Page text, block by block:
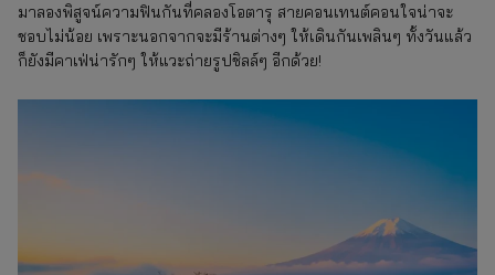
มาลองพิสูจน์ความฟินกันที่คลองโอตารุ สายคอนเทนต์คอนใจน่าจะ
ชอบไม่น้อย เพราะนอกจากจะมีร้านต่างๆ ให้เดินกันเพลินๆ ทั้งวันแล้ว
ก็ยังมีคาเฟ่น่ารักๆ ให้แวะถ่ายรูปชิลล์ๆ อีกด้วย!